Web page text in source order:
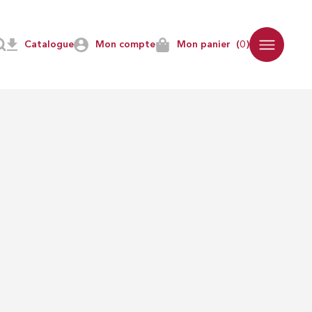
Mon compte Mon panier (0)
Catalogue